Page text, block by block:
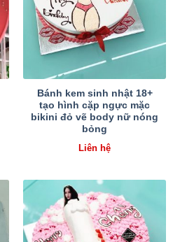
Bánh kem sinh nhật 18+
tạo hình cặp ngực mặc
bikini đỏ vẽ body nữ nóng
bỏng
Liên hệ